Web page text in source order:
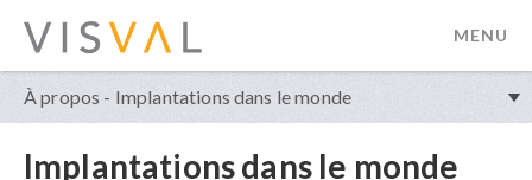
MENU
À propos - Implantations dans le monde
Implantations dans le monde